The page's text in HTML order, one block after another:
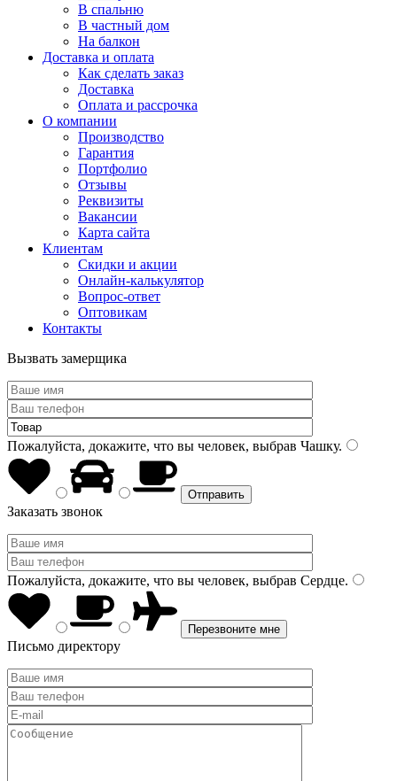
В спальню
В частный дом
На балкон
Доставка и оплата
Как сделать заказ
Доставка
Оплата и рассрочка
О компании
Производство
Гарантия
Портфолио
Отзывы
Реквизиты
Вакансии
Карта сайта
Клиентам
Скидки и акции
Онлайн-калькулятор
Вопрос-ответ
Оптовикам
Контакты
Вызвать замерщика
Пожалуйста, докажите, что вы человек, выбрав Чашку.
Заказать звонок
Пожалуйста, докажите, что вы человек, выбрав Сердце.
Письмо директору